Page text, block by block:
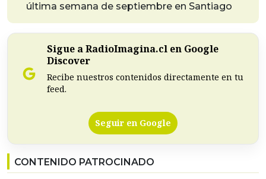
última semana de septiembre en Santiago
Sigue a RadioImagina.cl en Google
Discover
Recibe nuestros contenidos directamente en tu
feed.
Seguir en Google
CONTENIDO PATROCINADO